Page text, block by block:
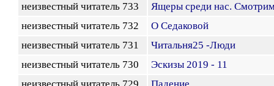
неизвестный читатель 733
Ящеры среди нас.
неизвестный читатель 732
О Седаковой
неизвестный читатель 731
Читальня25 -Люди
неизвестный читатель 730
Эскизы 2019 - 11